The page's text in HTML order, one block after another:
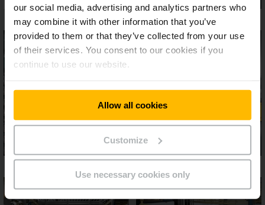
our social media, advertising and analytics partners who
may combine it with other information that you’ve
provided to them or that they’ve collected from your use
of their services. You consent to our cookies if you
continue to use our website.
Allow all cookies
Customize
Use necessary cookies only